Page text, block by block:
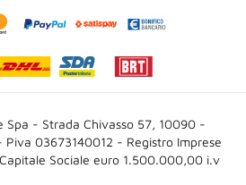
- Strada Chivasso 57, 10090 -
Piva 03673140012 - Registro Imprese
Sociale euro 1.500.000,00 i.v